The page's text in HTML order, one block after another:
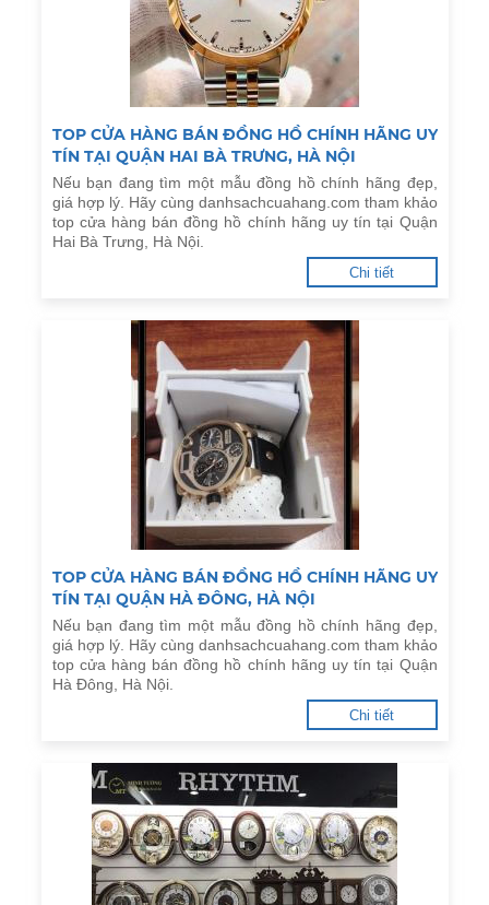
TOP CỬA HÀNG BÁN ĐỒNG HỒ CHÍNH HÃNG UY
TÍN TẠI QUẬN HAI BÀ TRƯNG, HÀ NỘI
Nếu bạn đang tìm một mẫu đồng hồ chính hãng đẹp,
giá hợp lý. Hãy cùng danhsachcuahang.com tham khảo
top cửa hàng bán đồng hồ chính hãng uy tín tại Quận
Hai Bà Trưng, Hà Nội.
Chi tiết
TOP CỬA HÀNG BÁN ĐỒNG HỒ CHÍNH HÃNG UY
TÍN TẠI QUẬN HÀ ĐÔNG, HÀ NỘI
Nếu bạn đang tìm một mẫu đồng hồ chính hãng đẹp,
giá hợp lý. Hãy cùng danhsachcuahang.com tham khảo
top cửa hàng bán đồng hồ chính hãng uy tín tại Quận
Hà Đông, Hà Nội.
Chi tiết